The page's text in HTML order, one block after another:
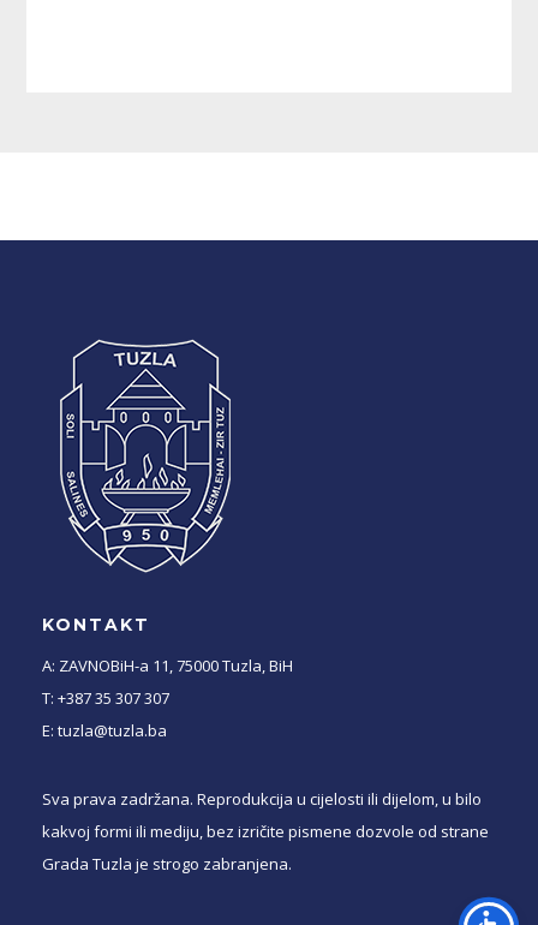
KONTAKT
A: ZAVNOBiH-a 11, 75000 Tuzla, BiH
T: +387 35 307 307
E: tuzla@tuzla.ba
Sva prava zadržana. Reprodukcija u cijelosti ili dijelom, u bilo
kakvoj formi ili mediju, bez izričite pismene dozvole od strane
Grada Tuzla je strogo zabranjena.